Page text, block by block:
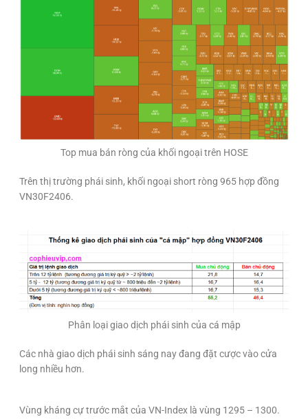
Top mua bán ròng của khối ngoại trên HOSE
Trên thị trường phái sinh, khối ngoại short ròng 965 hợp đồng
VN30F2406.
Phân loại giao dịch phái sinh của cá mập
Các nhà giao dịch phái sinh sáng nay đang đặt cược vào cửa
long nhiều hơn.
Vùng kháng cự trước mắt của VN-Index là vùng 1295 – 1300.